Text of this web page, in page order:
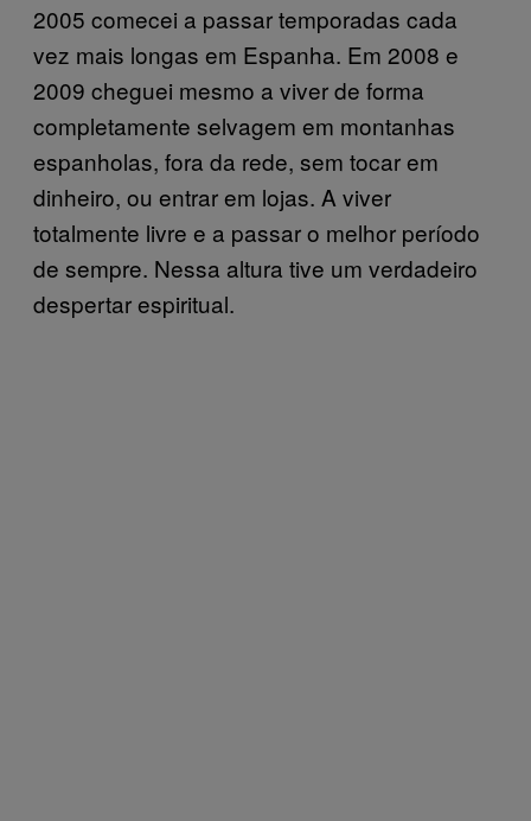
2005 comecei a passar temporadas cada
vez mais longas em Espanha. Em 2008 e
2009 cheguei mesmo a viver de forma
completamente selvagem em montanhas
espanholas, fora da rede, sem tocar em
dinheiro, ou entrar em lojas. A viver
totalmente livre e a passar o melhor período
de sempre. Nessa altura tive um verdadeiro
despertar espiritual.